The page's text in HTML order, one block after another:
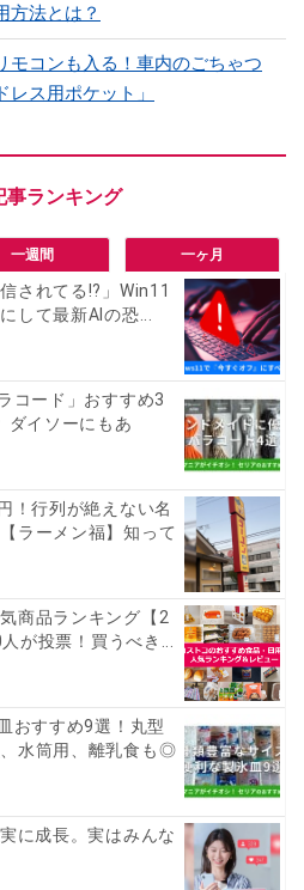
方法とは？
モコンも入る！車内のごちゃつ
ス用ポケット」
一週間 一ヶ月
されてる!?」Win11
して最新AIの恐...
コード」おすすめ3
ダイソーにもあ
！行列が絶えない名
ラーメン福】知って
商品ランキング【2
が投票！買うべき...
おすすめ9選！丸型
水筒用、離乳食も◎
に成長。実はみんな